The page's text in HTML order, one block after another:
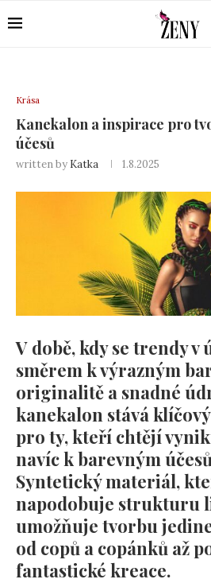
Krása
Kanekalon a inspirace pro
účesů
written by Katka 1.8.2025
V době, kdy se trendy v
směrem k výrazným
originalitě a snadné
kanekalon stává
pro ty, kteří chtějí
navíc k barevným
Syntetický materiál,
napodobuje strukturu
umožňuje tvorbu
od copů a copánků až
fantastické kreace.